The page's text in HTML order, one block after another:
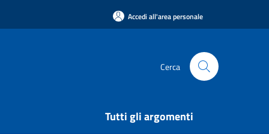
Accedi all'area personale
Cerca
Tutti gli argomenti